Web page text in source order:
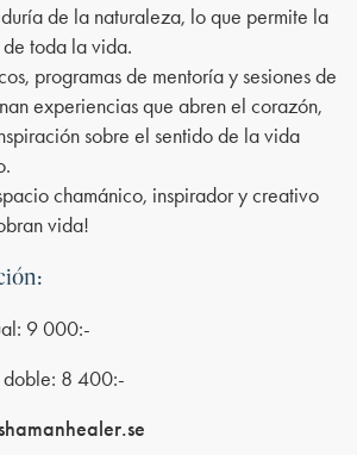
de la naturaleza, lo que permite la
toda la vida.
programas de mentoría y sesiones de
experiencias que abren el corazón,
sobre el sentido de la vida
chamánico, inspirador y creativo
vida!
9 000:-
doble: 8 400:-
shamanhealer.se